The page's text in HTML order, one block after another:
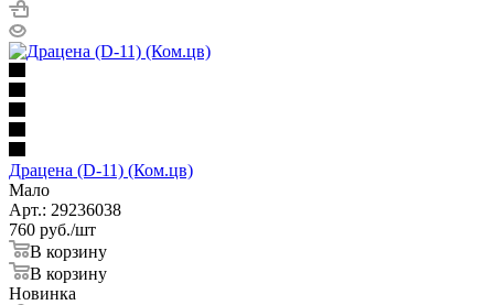
Драцена (D-11) (Ком.цв)
Мало
Арт.: 29236038
760 руб./шт
В корзину
В корзину
Новинка